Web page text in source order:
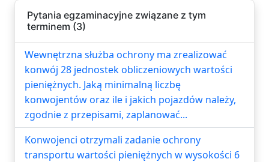
Pytania egzaminacyjne związane z tym
terminem (3)
Wewnętrzna służba ochrony ma zrealizować
konwój 28 jednostek obliczeniowych wartości
pieniężnych. Jaką minimalną liczbę
konwojentów oraz ile i jakich pojazdów należy,
zgodnie z przepisami, zaplanować...
Konwojenci otrzymali zadanie ochrony
transportu wartości pieniężnych w wysokości 6